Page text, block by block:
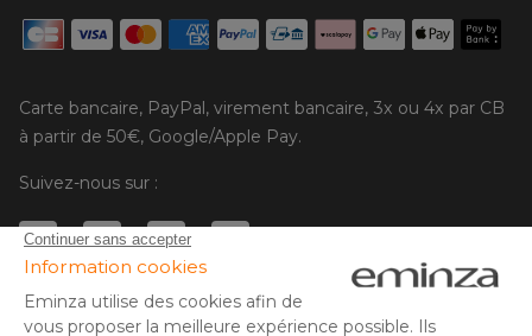
Carte bancaire, PayPal, virement bancaire, 3x ou 4x par CB
à partir de 50€, Google/Apple Pay.
Suivez-nous sur :
© Copyright 2025 Eminza | Tous droits réservés |
ESPAÑAFRA